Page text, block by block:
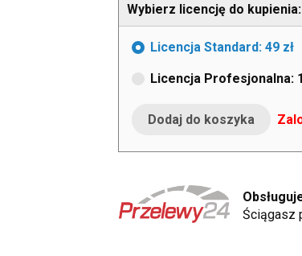
Wybierz licencję do kupienia:
Licencja Standard: 49 zł
Licencja Profesjonalna:
Ściągasz